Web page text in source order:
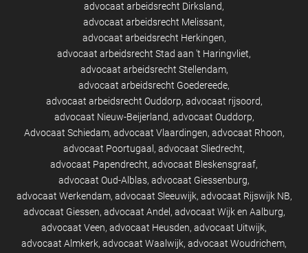
advocaat arbeidsrecht Dirksland
advocaat arbeidsrecht Melissant
advocaat arbeidsrecht Herkingen
advocaat arbeidsrecht Stad aan 't Haringvliet
advocaat arbeidsrecht Stellendam
advocaat arbeidsrecht Goedereede
advocaat arbeidsrecht Ouddorp advocaat rijsoord
advocaat Nieuw-Beijerland advocaat Ouddorp
Advocaat Schiedam advocaat Vlaardingen advocaat Rhoon
advocaat Poortugaal
advocaat Sliedrecht
advocaat Papendrecht advocaat Bleskensgraaf
advocaat Oud-Alblas advocaat Giessenburg
advocaat Werkendam advocaat Sleeuwijk advocaat Rijswijk NB
advocaat Giessen advocaat Andel advocaat Wijk en Aalburg
advocaat Veen advocaat Heusden advocaat Uitwijk
advocaat Almkerk advocaat Waalwijk advocaat Woudrichem